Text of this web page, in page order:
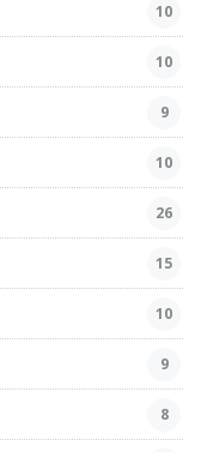
10
10
9
10
26
15
10
9
8